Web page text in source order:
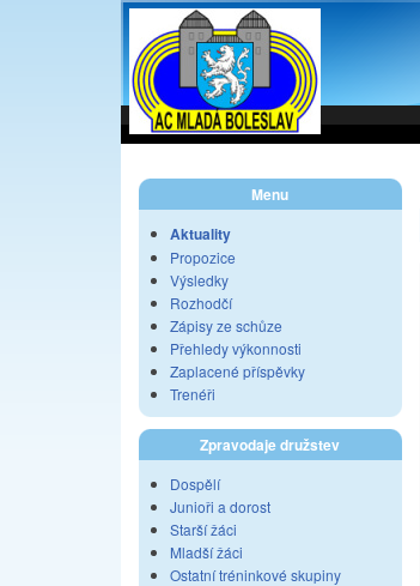
Menu
Aktuality
Propozice
Výsledky
Rozhodčí
Zápisy ze schůze
Přehledy výkonnosti
Zaplacené příspěvky
Trenéři
Zpravodaje družstev
Dospělí
Junioři a dorost
Starší žáci
Mladší žáci
Ostatní tréninkové skupiny